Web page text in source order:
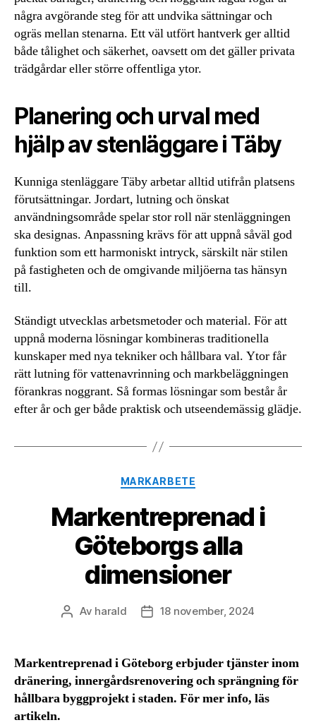
några avgörande steg för att undvika sättningar och
ogräs mellan stenarna. Ett väl utfört hantverk ger alltid
både tålighet och säkerhet, oavsett om det gäller privata
trädgårdar eller större offentliga ytor.
Planering och urval med
hjälp av stenläggare i Täby
Kunniga stenläggare Täby arbetar alltid utifrån platsens
förutsättningar. Jordart, lutning och önskat
användningsområde spelar stor roll när stenläggningen
ska designas. Anpassning krävs för att uppnå såväl god
funktion som ett harmoniskt intryck, särskilt när stilen
på fastigheten och de omgivande miljöerna tas hänsyn
till.
Ständigt utvecklas arbetsmetoder och material. För att
uppnå moderna lösningar kombineras traditionella
kunskaper med nya tekniker och hållbara val. Ytor får
rätt lutning för vattenavrinning och markbeläggningen
förankras noggrant. Så formas lösningar som består år
efter år och ger både praktisk och utseendemässig glädje.
Kategorier
MARKARBETE
Markentreprenad i
Göteborgs alla
dimensioner
Inläggsförfattare
Av harald Inläggsdatum
18 november, 2024
Markentreprenad i Göteborg erbjuder tjänster inom
dränering, innergårdsrenovering och sprängning för
hållbara byggprojekt i staden. För mer info, läs
artikeln.